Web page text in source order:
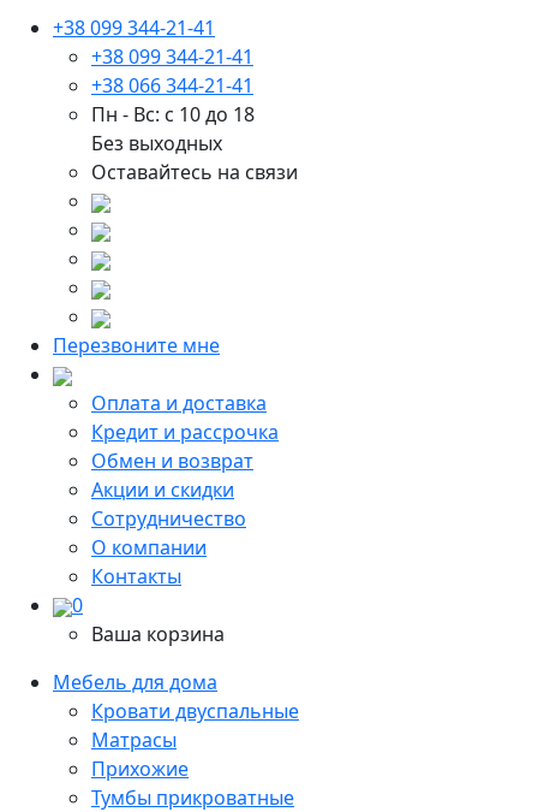
+38 099 344-21-41
+38 099 344-21-41
+38 066 344-21-41
Пн - Вс: с 10 до 18
Без выходных
Оставайтесь на связи
Перезвоните мне
Оплата и доставка
Кредит и рассрочка
Обмен и возврат
Акции и скидки
Сотрудничество
О компании
Контакты
0
Ваша корзина
Мебель для дома
Кровати двуспальные
Матрасы
Прихожие
Тумбы прикроватные